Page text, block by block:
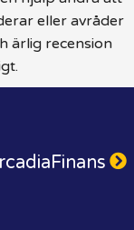
eller avråder
ärlig recension